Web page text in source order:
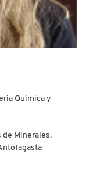
Química y
de Minerales.